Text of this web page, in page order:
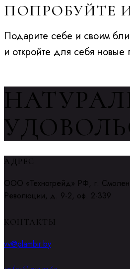
ПОПРОБУЙТЕ
Подарите себе и своим
и откройте для себя
АДРЕС
ООО «Технотрейд» РФ, г.
Революции, д. 9-2, оф. 2-339
КОНТАКТЫ
vv@plambir.by